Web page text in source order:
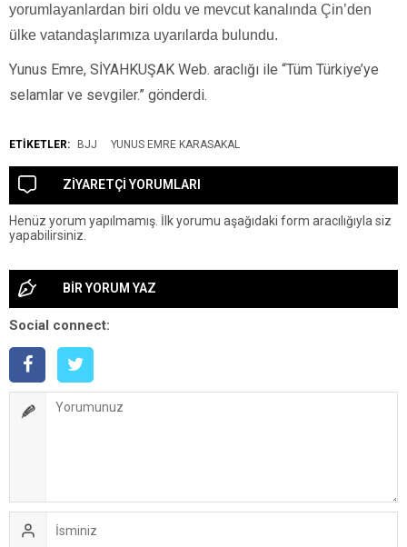
yorumlayanlardan biri oldu ve mevcut kanalında Çin’den
ülke vatandaşlarımıza uyarılarda bulundu.
Yunus Emre, SİYAHKUŞAK Web. araclığı ile “Tüm Türkiye’ye
selamlar ve sevgiler.” gönderdi.
ETİKETLER: BJJ YUNUS EMRE KARASAKAL
ZİYARETÇİ YORUMLARI
Henüz yorum yapılmamış. İlk yorumu aşağıdaki form aracılığıyla siz
yapabilirsiniz.
BİR YORUM YAZ
Social connect: